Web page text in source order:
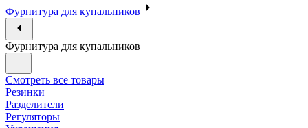
Фурнитура для купальников
Фурнитура для купальников
Смотреть все товары
Резинки
Разделители
Регуляторы